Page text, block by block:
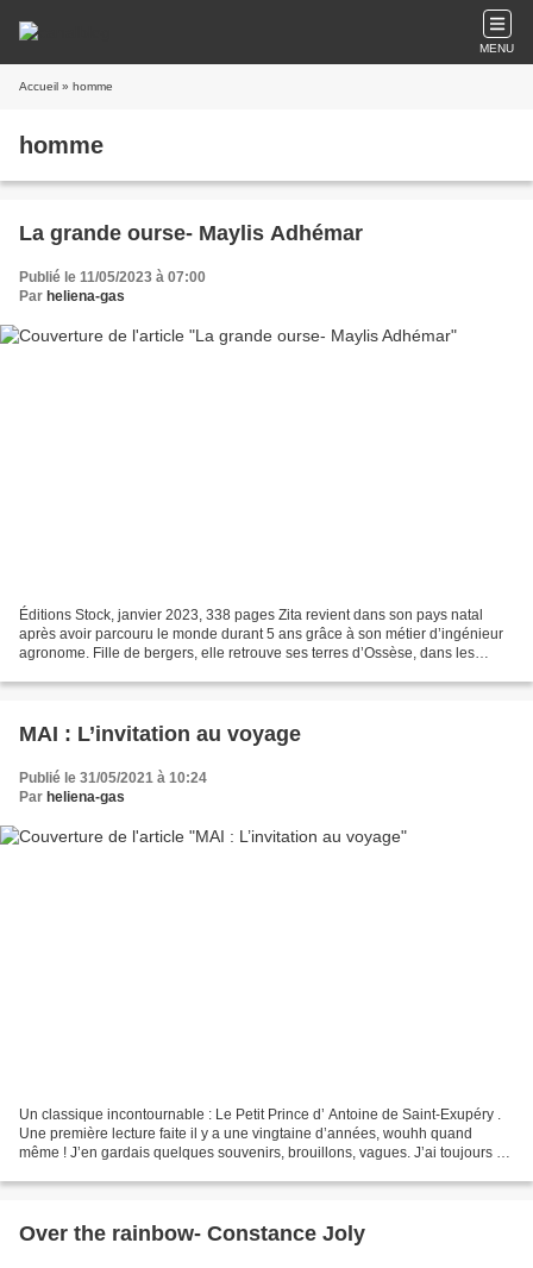
MENU
Accueil » homme
homme
La grande ourse- Maylis Adhémar
Publié le 11/05/2023 à 07:00
Par heliena-gas
Éditions Stock, janvier 2023, 338 pages Zita revient dans son pays natal
après avoir parcouru le monde durant 5 ans grâce à son métier d’ingénieur
agronome. Fille de bergers, elle retrouve ses terres d’Ossèse, dans les
MAI : L’invitation au voyage
Publié le 31/05/2021 à 10:24
Par heliena-gas
Un classique incontournable : Le Petit Prince d’ Antoine de Saint-Exupéry .
Une première lecture faite il y a une vingtaine d’années, wouhh quand
même ! J’en gardais quelques souvenirs, brouillons, vagues. J’ai toujours dit
Over the rainbow- Constance Joly